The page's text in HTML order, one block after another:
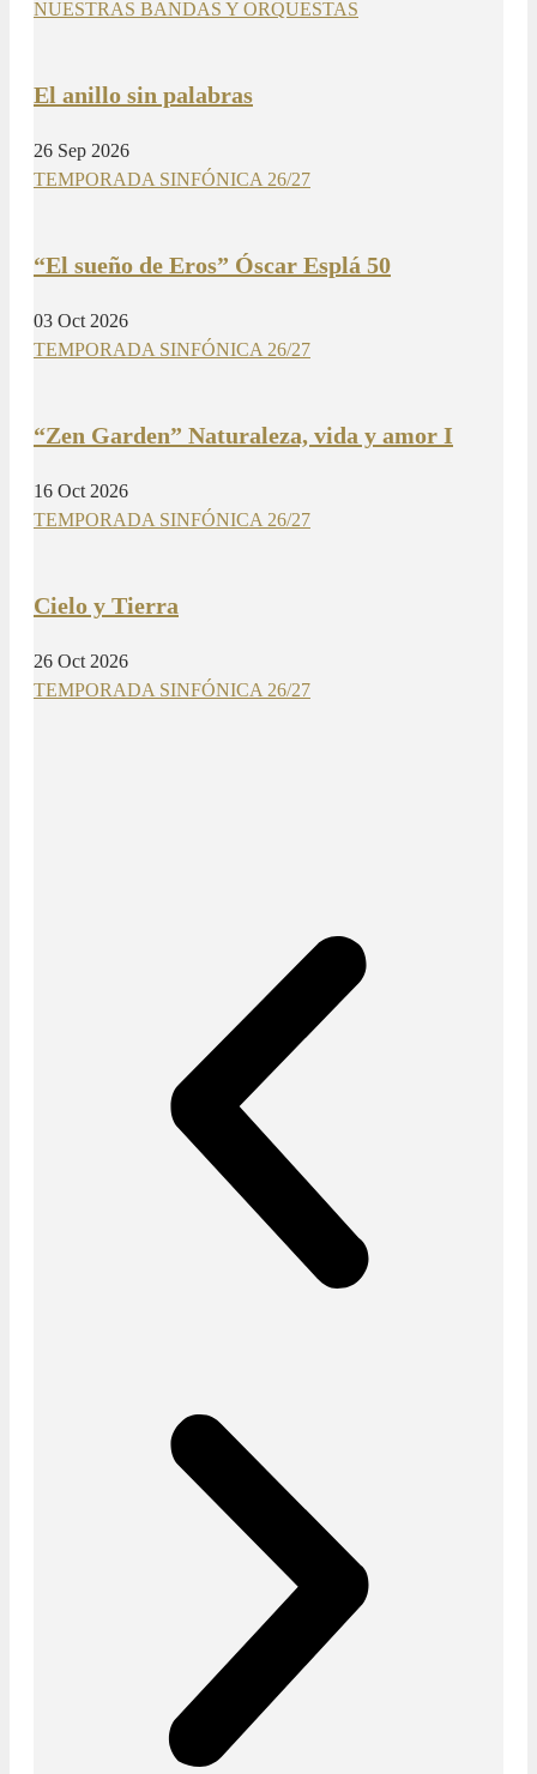
NUESTRAS BANDAS Y ORQUESTAS
El anillo sin palabras
26 Sep 2026
TEMPORADA SINFÓNICA 26/27
“El sueño de Eros” Óscar Esplá 50
03 Oct 2026
TEMPORADA SINFÓNICA 26/27
“Zen Garden” Naturaleza, vida y amor I
16 Oct 2026
TEMPORADA SINFÓNICA 26/27
Cielo y Tierra
26 Oct 2026
TEMPORADA SINFÓNICA 26/27